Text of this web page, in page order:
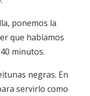
ponemos la
que habíamos
minutos.
negras. En
servirlo como